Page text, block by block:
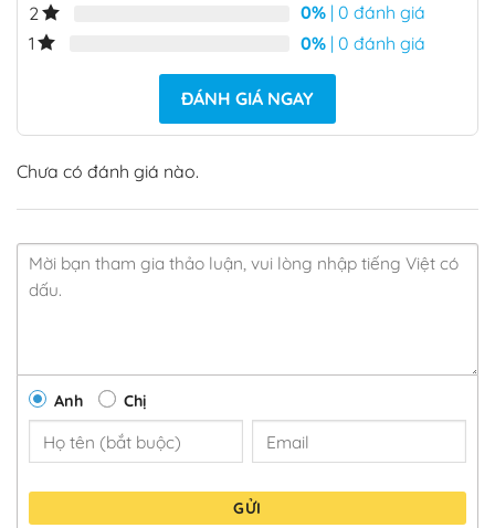
2
0% | 0 đánh giá
1
0% | 0 đánh giá
ĐÁNH GIÁ NGAY
Chưa có đánh giá nào.
Anh Chị
GỬI